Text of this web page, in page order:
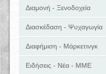
Διαμονή - Ξενοδοχεία
Διασκέδαση - Ψυχαγωγία
Διαφήμιση - Μάρκετινγκ
Ειδήσεις - Νέα - ΜΜΕ